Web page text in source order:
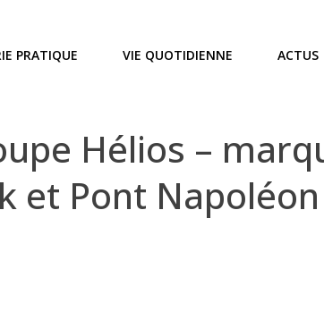
PRATIQUE VIE QUOTIDIENNE ACTUS
Hélios –
et Pont